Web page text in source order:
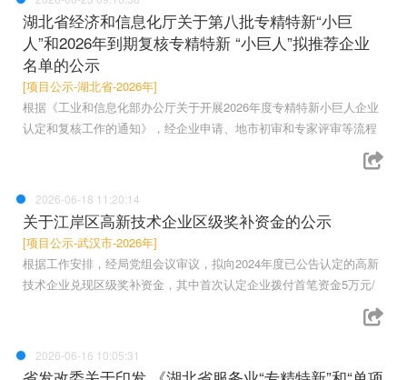
湖北省经济和信息化厅关于第八批专精特新“小巨
人”和2026年到期复核专精特新 “小巨人”拟推荐企业
名单的公示
[项目公示-湖北省-2026年]
根据《工业和信息化部办公厅关于开展2026年度专精特新小巨人企业
认定和复核工作的通知》，经企业申请、地市初审和专家评审等流程
2026-06-18 11:20:14
关于江岸区高新技术企业区级奖补资金的公示
[项目公示-武汉市-2026年]
根据工作安排，经局党组会议审议，拟向2024年度已公告认定的高新
技术企业兑现区级奖补资金，其中首次认定企业拨付首笔资金5万元/
2026-06-16 10:05:31